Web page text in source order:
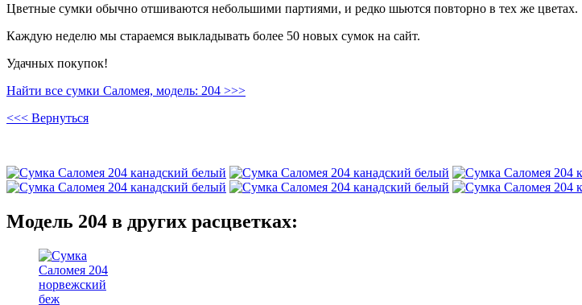
Цветные сумки обычно отшиваются небольшими партиями, и редко шьются повторно в тех же цветах.
Каждую неделю мы стараемся выкладывать более 50 новых сумок на сайт.
Удачных покупок!
Найти все сумки Саломея, модель: 204 >>>
<<< Вернуться
Модель 204 в других расцветках: